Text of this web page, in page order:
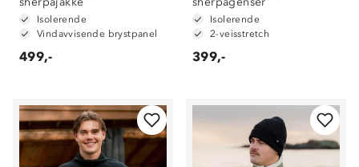
Isolerende
Vindavvisende brystpanel
499,-
Isolerende
2-veisstretch
399,-